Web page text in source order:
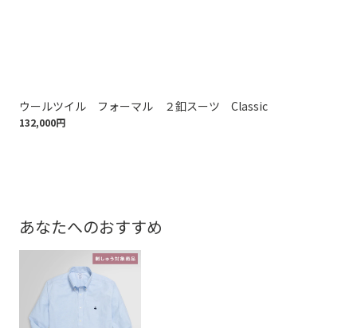
ウールツイル フォーマル ２釦スーツ Classic
132,000円
あなたへのおすすめ